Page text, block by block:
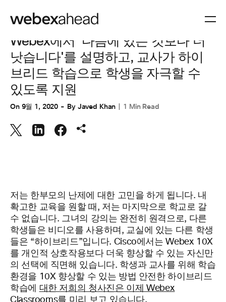
협업
Webex에서 '다음에 있는 것보다 더
낫습니다'를 설명하고, 교사가 하이
브리드 학습으로 학생을 자극할 수
있도록 지원
On 9월 1, 2020 By Javed Khan 1 Min Read
저는 한부모의 난제에 대한 고민을 하게 됩니다. 내
확고한 교육을 원할 때, 저는 마지막으로 학교로 갈
수 없습니다. 그녀의 강의는 완전히 원격으로, 다른
학생들은 비디오를 사용하며, 교실에 있는 다른 학생
들은 “하이브리드”입니다. Cisco에서는 Webex 10X
를 개인적 상호작용보다 더욱 향상할 수 있는 자신만
의 선택에 직면해 있습니다. 학생과 교사를 위해 학습
환경을 10X 향상할 수 있는 방법 안전한 하이브리드
학습에 대한 저희의 청사진은 이제 Webex
Classrooms를 미리 보고 있습니다.